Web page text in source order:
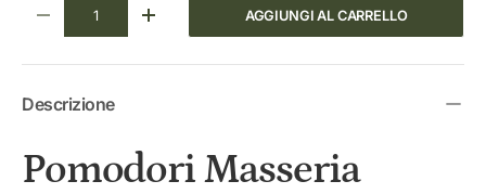
DIMINUIRE LA QUANTITÀAUMENTA LA QUANTITÀAGGIUNGI AL CARRELLO
Descrizione
Pomodori Masseria